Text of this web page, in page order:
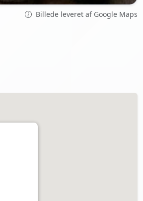
Billede leveret af Google Maps